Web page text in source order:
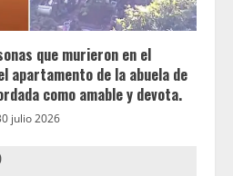
que murieron en el
apartamento de la abuela de
como amable y devota.
julio 2026